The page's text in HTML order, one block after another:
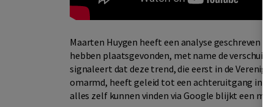
Maarten Huygen heeft een analyse geschreven
hebben plaatsgevonden, met name de
signaleert dat deze trend, die eerst in de
omarmd, heeft geleid tot een achteruitgang in
alles zelf kunnen vinden via Google blijkt een